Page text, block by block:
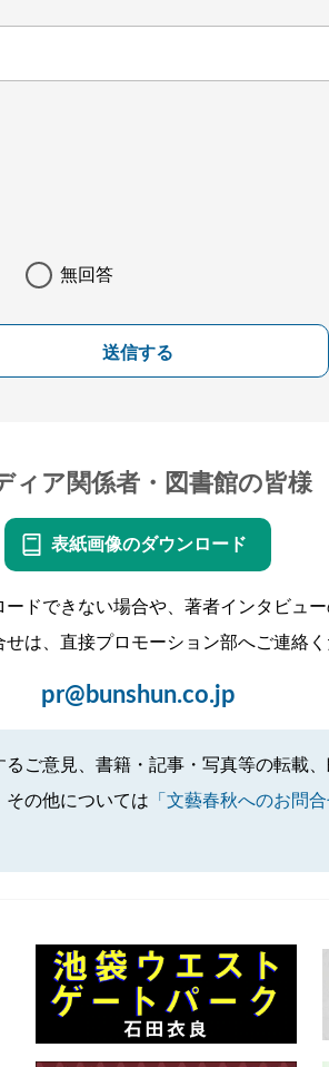
無回答
送信する
ィア関係者・図書館の皆様
表紙画像のダウンロード
ードできない場合や、著者インタビュ
は、直接プロモーション部へご連絡く
pr@bunshun.co.jp
ご意見、書籍・記事・写真等の転載
その他については 「文藝春秋へのお問合